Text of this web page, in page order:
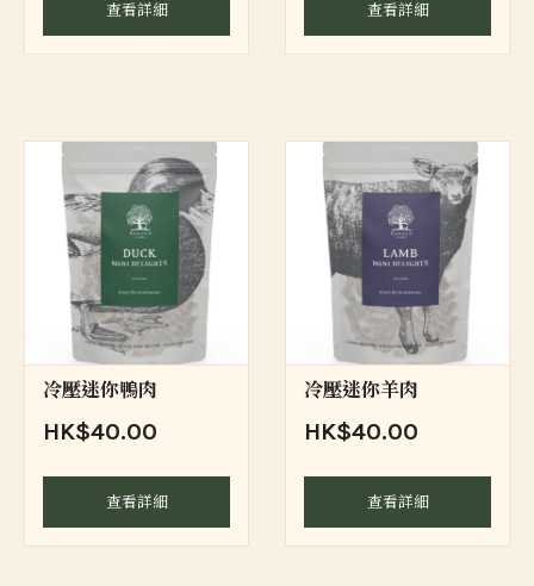
查看詳細 查看詳細
冷壓迷你鴨肉
HK$40.00
查看詳細
冷壓迷你羊肉
HK$40.00
查看詳細